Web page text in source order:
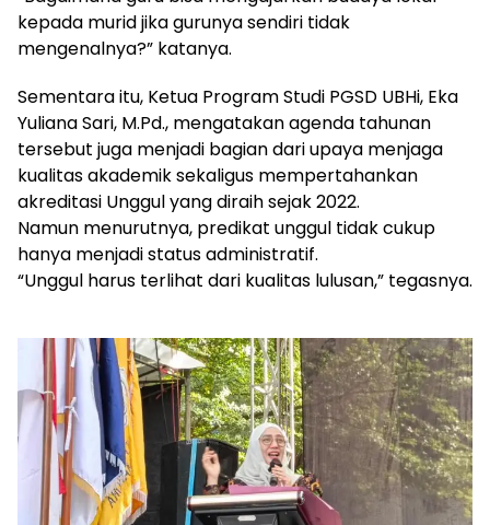
kepada murid jika gurunya sendiri tidak
mengenalnya?” katanya.
Sementara itu, Ketua Program Studi PGSD UBHi, Eka
Yuliana Sari, M.Pd., mengatakan agenda tahunan
tersebut juga menjadi bagian dari upaya menjaga
kualitas akademik sekaligus mempertahankan
akreditasi Unggul yang diraih sejak 2022.
Namun menurutnya, predikat unggul tidak cukup
hanya menjadi status administratif.
“Unggul harus terlihat dari kualitas lulusan,” tegasnya.